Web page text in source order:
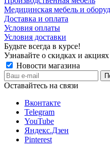
Медицинская мебель и
Доставка и оплата
Условия оплаты
Условия доставки
Будьте всегда в курсе!
Узнавайте о скидках и
Новости магазина
Оставайтесь на связи
Вконтакте
Telegram
YouTube
Яндекс.Дзен
Pinterest